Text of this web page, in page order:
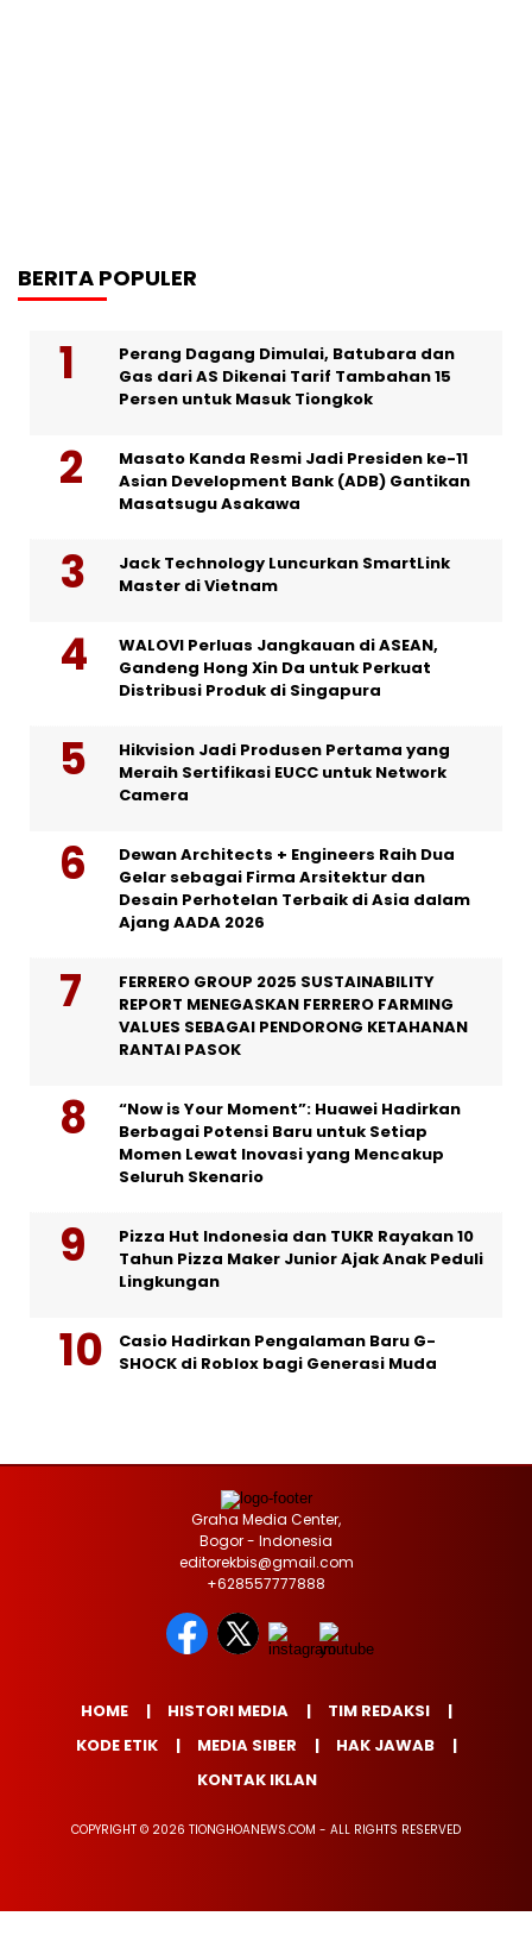
BERITA POPULER
Perang Dagang Dimulai, Batubara dan
Gas dari AS Dikenai Tarif Tambahan 15
Persen untuk Masuk Tiongkok
Masato Kanda Resmi Jadi Presiden ke-11
Asian Development Bank (ADB) Gantikan
Masatsugu Asakawa
Jack Technology Luncurkan SmartLink
Master di Vietnam
WALOVI Perluas Jangkauan di ASEAN,
Gandeng Hong Xin Da untuk Perkuat
Distribusi Produk di Singapura
Hikvision Jadi Produsen Pertama yang
Meraih Sertifikasi EUCC untuk Network
Camera
Dewan Architects + Engineers Raih Dua
Gelar sebagai Firma Arsitektur dan
Desain Perhotelan Terbaik di Asia dalam
Ajang AADA 2026
FERRERO GROUP 2025 SUSTAINABILITY
REPORT MENEGASKAN FERRERO FARMING
VALUES SEBAGAI PENDORONG KETAHANAN
RANTAI PASOK
“Now is Your Moment”: Huawei Hadirkan
Berbagai Potensi Baru untuk Setiap
Momen Lewat Inovasi yang Mencakup
Seluruh Skenario
Pizza Hut Indonesia dan TUKR Rayakan 10
Tahun Pizza Maker Junior Ajak Anak Peduli
Lingkungan
Casio Hadirkan Pengalaman Baru G-
SHOCK di Roblox bagi Generasi Muda
Graha Media Center,
Bogor - Indonesia
editorekbis@gmail.com
+628557777888
HOME HISTORI MEDIA
TIM REDAKSI
KODE ETIK
MEDIA SIBER
HAK JAWAB
KONTAK IKLAN
COPYRIGHT © 2026 TIONGHOANEWS.COM - ALL RIGHTS RESERVED